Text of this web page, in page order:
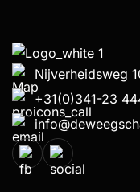
Nijverheidsweg
+31(0)341-23